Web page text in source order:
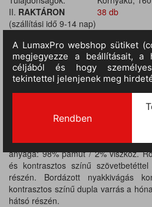
II. RAKTÁRON
(szállítási idő 9-14 nap)
38 db
Anyaga: 100% pamut,
anyaga: 98% pamut / 2% viszkóz.
és kontrasztos színű
részén. Bordázott nyakkivágás
kontrasztos színű dupla varrás a
hátsó részén.